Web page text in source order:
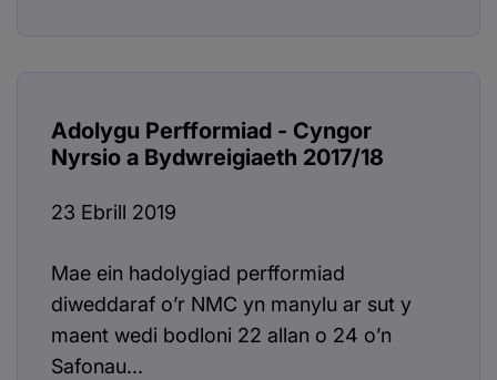
Adolygu Perfformiad - Cyngor
Nyrsio a Bydwreigiaeth 2017/18
23 Ebrill 2019
Mae ein hadolygiad perfformiad
diweddaraf o’r NMC yn manylu ar sut y
maent wedi bodloni 22 allan o 24 o’n
Safonau...